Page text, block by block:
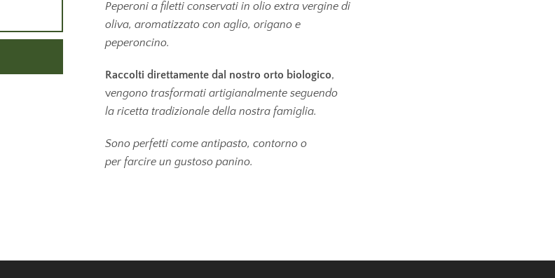
Peperoni a filetti conservati in olio extra vergine di
oliva, aromatizzato con aglio, origano e
peperoncino.
Raccolti direttamente dal nostro orto biologico,
vengono trasformati artigianalmente seguendo
la ricetta tradizionale della nostra famiglia.
Sono perfetti come antipasto, contorno o
per farcire un gustoso panino.